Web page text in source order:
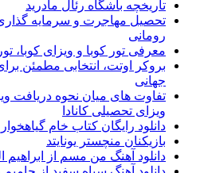
تاریخچه باشگاه رئال مادرید
تحصیل مهاجرت و سرمایه
رومانی
معرفی تور کوبا و ویزای کوبا،
بروکر اوتت، انتخابی مطمئن
جهانی
تفاوت های میان نحوه دریافت
ویزای تحصیلی کانادا
دانلود رایگان کتاب خام
بازیکنان منچستر یونایتد
دانلود آهنگ من مسم از ابراهیم